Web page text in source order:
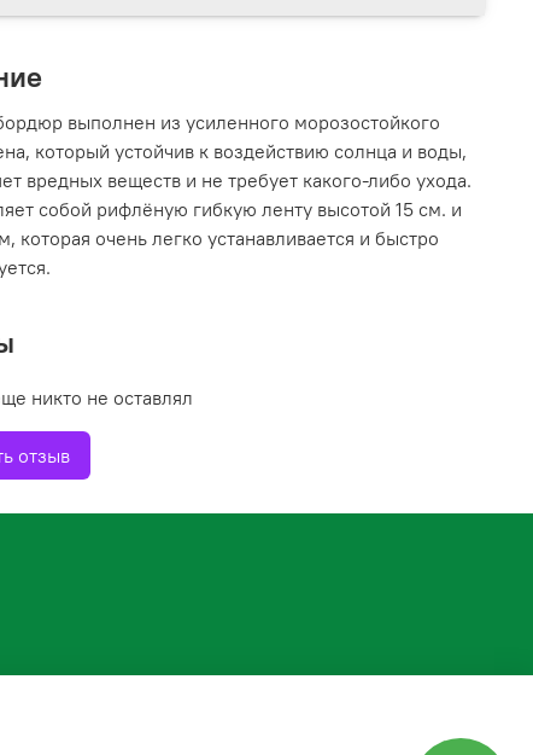
выполнен из усиленного морозостойкого
который устойчив к воздействию солнца и воды,
вредных веществ и не требует какого-либо ухода.
собой рифлёную гибкую ленту высотой 15 см. и
которая очень легко устанавливается и быстро
никто не оставлял
отзыв